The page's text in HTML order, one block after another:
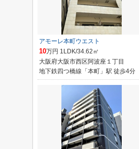
アモーレ本町ウエスト
10万円 1LDK/34.62㎡
大阪府大阪市西区阿波座１丁目
地下鉄四つ橋線「本町」駅 徒歩4分